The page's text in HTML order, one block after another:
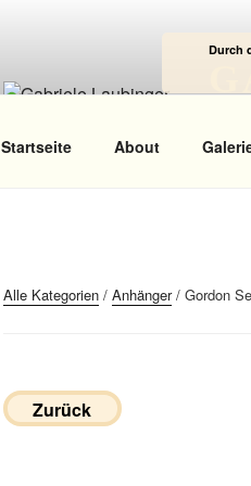
Startseite About
Alle Kategorien / Anhänger/ Gordon
Zurück
Durch